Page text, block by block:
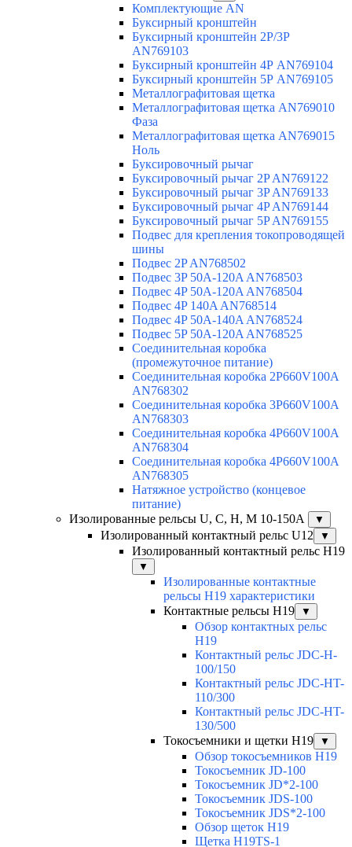
Комплектующие AN
Буксирный кронштейн
Буксирный кронштейн 2Р/3Р
AN769103
Буксирный кронштейн 4Р AN769104
Буксирный кронштейн 5Р AN769105
Металлографитовая щетка
Металлографитовая щетка AN769010
Фаза
Металлографитовая щетка AN769015
Ноль
Буксировочный рычаг
Буксировочный рычаг 2P AN769122
Буксировочный рычаг 3P AN769133
Буксировочный рычаг 4P AN769144
Буксировочный рычаг 5P AN769155
Подвес для крепления токопроводящей
шины
Подвес 2P AN768502
Подвес 3P 50A-120A AN768503
Подвес 4P 50A-120A AN768504
Подвес 4P 140A AN768514
Подвес 4P 50A-140A AN768524
Подвес 5P 50A-120A AN768525
Соединительная коробка
(промежуточное питание)
Соединительная коробка 2P660V100A
AN768302
Соединительная коробка 3P660V100A
AN768303
Соединительная коробка 4P660V100A
AN768304
Соединительная коробка 4P660V100A
AN768305
Натяжное устройство (концевое
питание)
Изолированные рельсы U, C, H, M 10-150А
▼
Изолированный контактный рельс U12 ▼
Изолированный контактный рельс Н19
▼
Изолированные контактные
рельсы Н19 характеристики
Контактные рельсы H19
▼
Обзор контактных рельс
H19
Контактный рельс JDC-H-
100/150
Контактный рельс JDC-HT-
110/300
Контактный рельс JDC-HT-
130/500
Токосъемники и щетки H19
▼
Обзор токосъемников H19
Токосъемник JD-100
Токосъемник JD*2-100
Токосъемник JDS-100
Токосъемник JDS*2-100
Обзор щеток H19
Щетка H19TS-1